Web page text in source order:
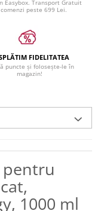
Easybox. Transport Gratuit
peste 699 Lei.
FIDELITATEA
puncte și folosește-le în
magazin!
pentru
1000 ml